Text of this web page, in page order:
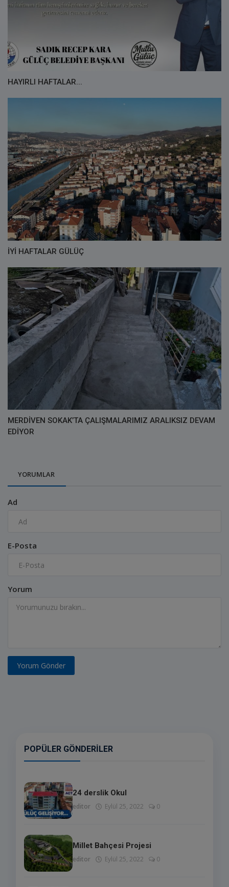
HAYIRLI HAFTALAR...
İYİ HAFTALAR GÜLÜÇ
MERDİVEN SOKAK’TA ÇALIŞMALARIMIZ ARALIKSIZ DEVAM
EDİYOR
YORUMLAR
Ad
E-Posta
Yorum
Yorum Gönder
POPÜLER GÖNDERILER
24 derslik Okul
editor Eylül 25, 2022 0
Millet Bahçesi Projesi
editor Eylül 25, 2022 0